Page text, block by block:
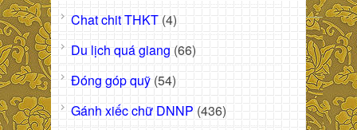
Chat chit THKT (4)
Du lịch quá giang (66)
Đóng góp quỹ (54)
Gánh xiếc chữ DNNP (436)